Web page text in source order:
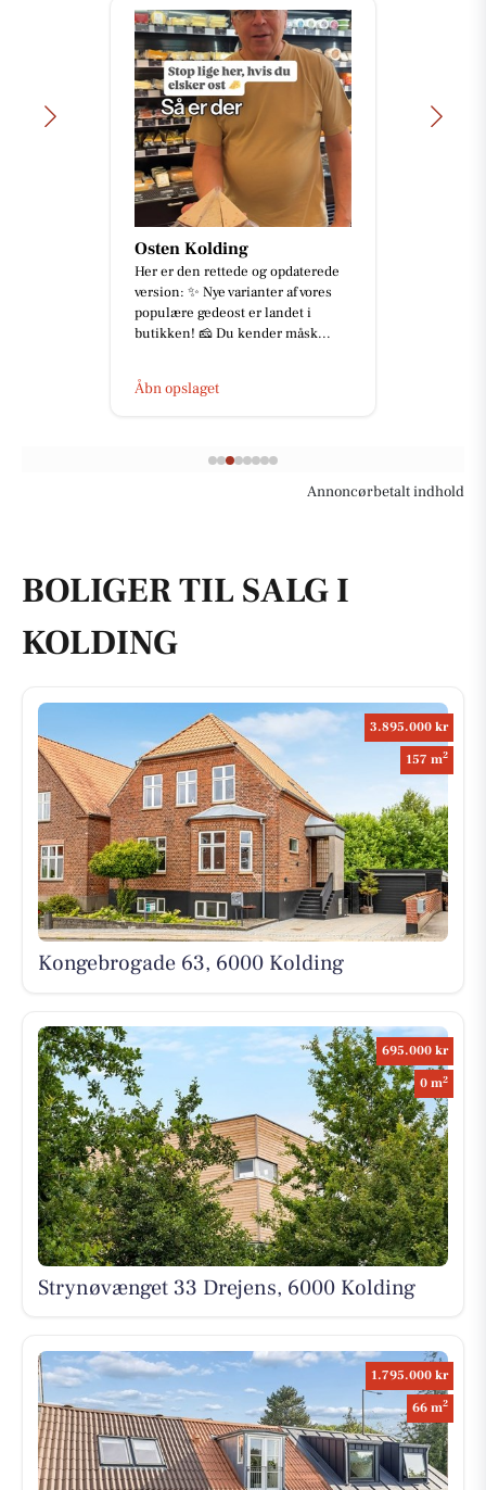
Osten Kolding
Her er den rettede og opdaterede
version: ✨ Nye varianter af vores
populære gedeost er landet i
butikken! 🧀 Du kender måsk...
Åbn opslaget
Annoncørbetalt indhold
BOLIGER TIL SALG I
KOLDING
3.895.000 kr
157 m2
Kongebrogade 63, 6000 Kolding
695.000 kr
0 m2
Strynøvænget 33 Drejens, 6000 Kolding
1.795.000 kr
66 m2